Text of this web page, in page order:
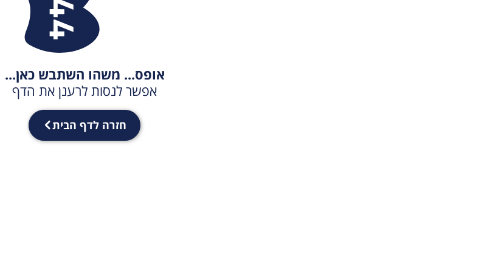
אופס... משהו השתבש כאן...
אפשר לנסות לרענן את הדף
חזרה לדף הבית